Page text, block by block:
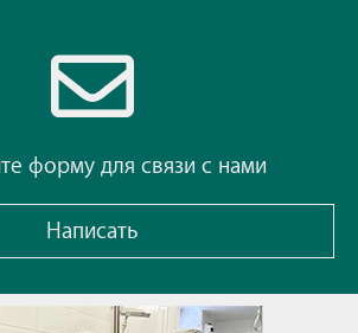
форму для связи с нами
Написать